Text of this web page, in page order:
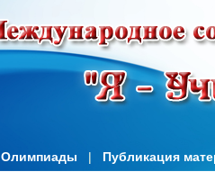
Олимпиады | Публикация